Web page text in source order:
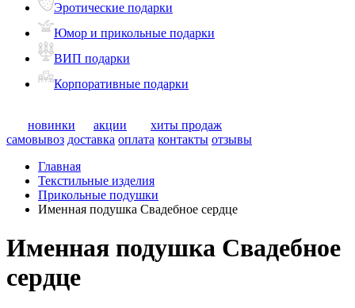
Эротические подарки
Юмор и прикольные подарки
ВИП подарки
Корпоративные подарки
новинки акции
хиты продаж
самовывоз доставка оплата контакты отзывы
Главная
Текстильные изделия
Прикольные подушки
Именная подушка Свадебное сердце
Именная подушка Свадебное
сердце